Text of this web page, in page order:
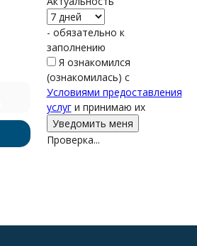
- обязательно к
заполнению
Я ознакомился
(ознакомилась) с
Условиями предоставления
услуги принимаю их
Проверка...